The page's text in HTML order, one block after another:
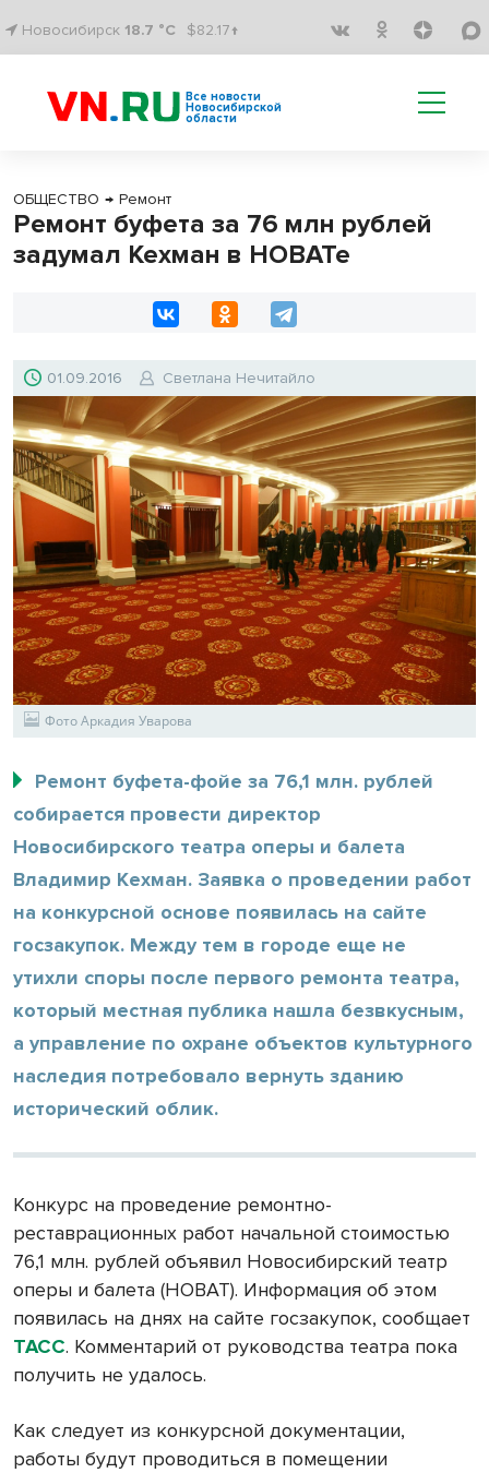
Новосибирск 18.7 °C $82.17↑
Все новости
Новосибирской
области
ОБЩЕСТВО → Ремонт
Ремонт буфета за 76 млн рублей
задумал Кехман в НОВАТе
01.09.2016 Светлана Нечитайло
Фото Аркадия Уварова
Ремонт буфета-фойе за 76,1 млн. рублей
собирается провести директор
Новосибирского театра оперы и балета
Владимир Кехман. Заявка о проведении работ
на конкурсной основе появилась на сайте
госзакупок. Между тем в городе еще не
утихли споры после первого ремонта театра,
который местная публика нашла безвкусным,
а управление по охране объектов культурного
наследия потребовало вернуть зданию
исторический облик.
Конкурс на проведение ремонтно-
реставрационных работ начальной стоимостью
76,1 млн. рублей объявил Новосибирский театр
оперы и балета (НОВАТ). Информация об этом
появилась на днях на сайте госзакупок, сообщает
ТАСС. Комментарий от руководства театра пока
получить не удалось.
Как следует из конкурсной документации,
работы будут проводиться в помещении